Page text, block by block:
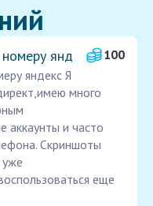
янд
100
яндекс Я
много
аккаунты и часто
Скриншоты
уже
еще